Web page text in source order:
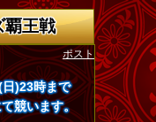
覇王戦
ポスト
)23時まで
競います。